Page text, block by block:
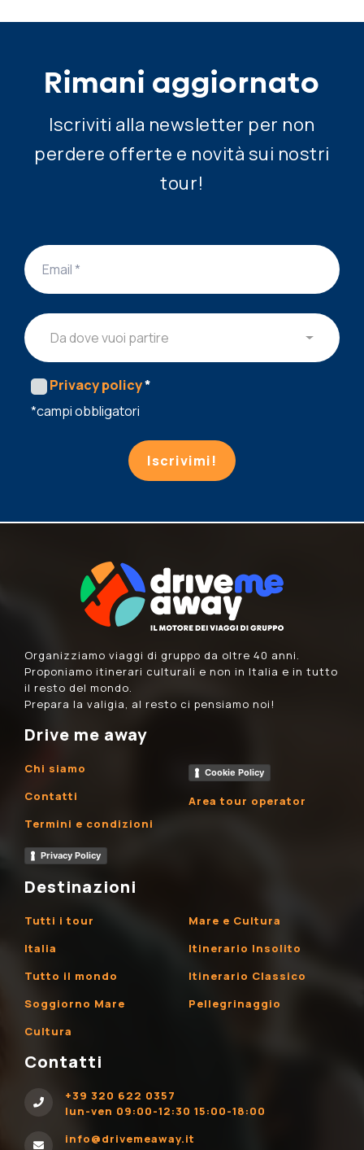
Rimani aggiornato
Iscriviti alla newsletter per non
perdere offerte e novità sui nostri
tour!
Da dove vuoi partire
Privacy policy*
*campi obbligatori
Iscrivimi!
Organizziamo viaggi di gruppo da oltre 40 anni.
Proponiamo itinerari culturali e non in Italia e in tutto
il resto del mondo.
Prepara la valigia, al resto ci pensiamo noi!
Drive me away
Chi siamo
Contatti
Termini e condizioni
Privacy Policy
Cookie Policy
Area tour operator
Destinazioni
Tutti i tour
Italia
Tutto il mondo
Soggiorno Mare
Cultura
Mare e Cultura
Itinerario Insolito
Itinerario Classico
Pellegrinaggio
Contatti
+39 320 622 0357
lun-ven 09:00-12:30 15:00-18:00
info@drivemeaway.it